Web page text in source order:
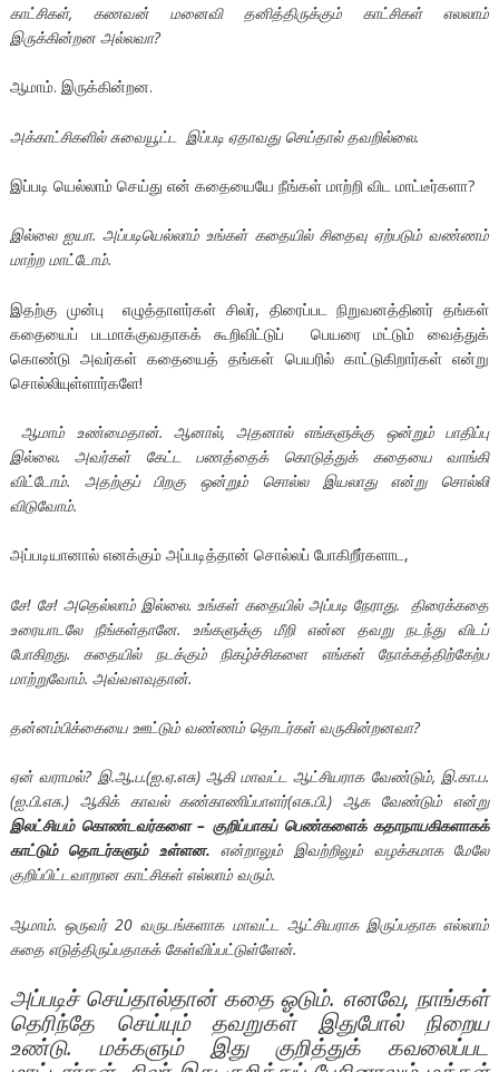
காட்சிகள், கணவன் மனைவி தனித்திருக்கும் காட்சிகள் எலலாம்
இருக்கின்றன அல்லவா?
ஆமாம். இருக்கின்றன.
அக்காட்சிகளில் சுவையூட்ட இப்படி ஏதாவது செய்தால் தவறில்லை.
இப்படி யெல்லாம் செய்து என் கதையையே நீங்கள் மாற்றி விட மாட்டீர்களா?
இல்லை ஐயா. அப்படியெல்லாம் உங்கள் கதையில் சிதைவு ஏற்படும் வண்ணம்
மாற்ற மாட்டோம்.
இதற்கு முன்பு எழுத்தாளர்கள் சிலர், திரைப்பட நிறுவனத்தினர் தங்கள்
கதையைப் படமாக்குவதாகக் கூறிவிட்டுப் பெயரை மட்டும் வைத்துக்
கொண்டு அவர்கள் கதையைத் தங்கள் பெயரில் காட்டுகிறார்கள் என்று
சொல்லியுள்ளார்களே!
ஆமாம் உண்மைதான். ஆனால், அதனால் எங்களுக்கு ஒன்றும் பாதிப்பு
இல்லை. அவர்கள் கேட்ட பணத்தைக் கொடுத்துக் கதையை வாங்கி
விட்டோம். அதற்குப் பிறகு ஒன்றும் சொல்ல இயலாது என்று சொல்லி
விடுவோம்.
அப்படியானால் எனக்கும் அப்படித்தான் சொல்லப் போகிறீர்களாட,
சே! சே! அதெல்லாம் இல்லை. உங்கள் கதையில் அப்படி நேராது. திரைக்கதை
உரையாடலே நீங்கள்தானே. உங்களுக்கு மீறி என்ன தவறு நடந்து விடப்
போகிறது. கதையில் நடக்கும் நிகழ்ச்சிகளை எங்கள் நோக்கத்திற்கேற்ப
மாற்றுவோம். அவ்வளவுதான்.
தன்னம்பிக்கையை ஊட்டும் வண்ணம் தொடர்கள் வருகின்றனவா?
ஏன் வராமல்? இ.ஆ.ப.(ஐ.ஏ.எசு) ஆகி மாவட்ட ஆட்சியராக வேண்டும், இ.கா.ப.
(ஐ.பி.எசு.) ஆகிக் காவல் கண்காணிப்பாளர்(எசு.பி.) ஆக வேண்டும் என்று
இலட்சியம் கொண்டவர்களை – குறிப்பாகப் பெண்களைக் கதாநாயகிகளாகக்
காட்டும் தொடர்களும் உள்ளன. என்றாலும் இவற்றிலும் வழக்கமாக மேலே
குறிப்பிட்டவாறான காட்சிகள் எல்லாம் வரும்.
ஆமாம். ஒருவர் 20 வருடங்களாக மாவட்ட ஆட்சியராக இருப்பதாக எல்லாம்
கதை எடுத்திருப்பதாகக் கேள்விப்பட்டுள்ளேன்.
அப்படிச் செய்தால்தான் கதை ஓடும். எனவே, நாங்கள்
தெரிந்தே செய்யும் தவறுகள் இதுபோல் நிறைய
உண்டு. மக்களும் இது குறித்துக் கவலைப்பட